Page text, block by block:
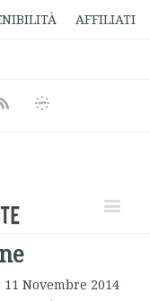
AFFILIATI
Rss
Informativa
11 Novembre 2014